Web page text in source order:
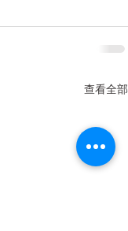
查看全部